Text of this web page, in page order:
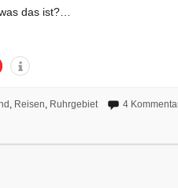
das ist?…
, Reisen, Ruhrgebiet 4